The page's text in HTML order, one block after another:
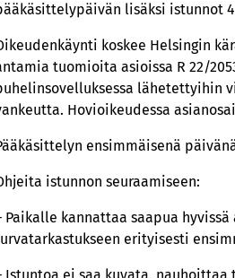
lisäksi istunnot
koskee Helsingin
tuomioita asioissa R 22/
lähetettyihin
Hovioikeudessa
ensimmäisenä
istunnon seuraamiseen:
Paikalle kannattaa saapua
erityisesti